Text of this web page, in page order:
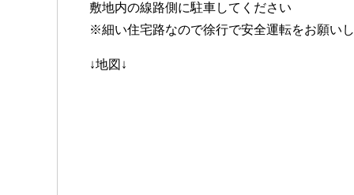
敷地内の線路側に駐車してください
※細い住宅路なので徐行で安全運転をお願い
↓地図↓